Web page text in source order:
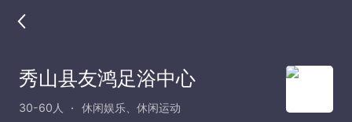
秀山县友鸿足浴中心
30-60人 休闲娱乐、休闲运动